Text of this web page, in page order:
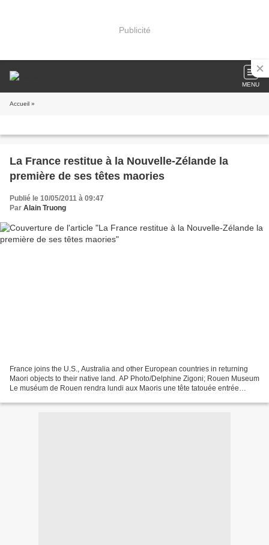
Publicité
MENU
Accueil »
La France restitue à la Nouvelle-Zélande la
première de ses têtes maories
Publié le 10/05/2011 à 09:47
Par Alain Truong
France joins the U.S., Australia and other European countries in returning
Maori objects to their native land. AP Photo/Delphine Zigoni; Rouen Museum
Le muséum de Rouen rendra lundi aux Maoris une tête tatouée entrée